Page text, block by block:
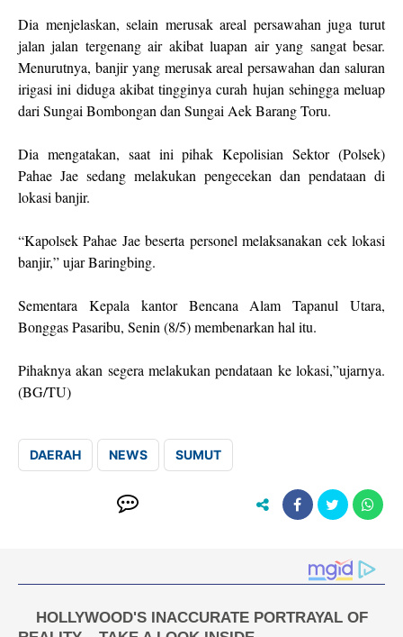
Dia menjelaskan, selain merusak areal persawahan juga turut
jalan jalan tergenang air akibat luapan air yang sangat besar.
Menurutnya, banjir yang merusak areal persawahan dan saluran
irigasi ini diduga akibat tingginya curah hujan sehingga meluap
dari Sungai Bombongan dan Sungai Aek Barang Toru.
Dia mengatakan, saat ini pihak Kepolisian Sektor (Polsek)
Pahae Jae sedang melakukan pengecekan dan pendataan di
lokasi banjir.
“Kapolsek Pahae Jae beserta personel melaksanakan cek lokasi
banjir,” ujar Baringbing.
Sementara Kepala kantor Bencana Alam Tapanul Utara,
Bonggas Pasaribu, Senin (8/5) membenarkan hal itu.
Pihaknya akan segera melakukan pendataan ke lokasi,”ujarnya.
(BG/TU)
DAERAH NEWS SUMUT